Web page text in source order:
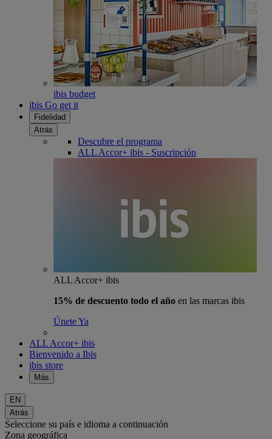
ibis budget
ibis Go get it
Fidelidad
Atrás
Descubre el programa
ALL Accor+ ibis - Suscripción
ALL Accor+ ibis
15% de descuento todo el año en las marcas ibis
Únete Ya
ALL Accor+ ibis
Bienvenido a Ibis
ibis store
Más
EN
Atrás
Seleccione su país e idioma a continuación
Zona geográfica